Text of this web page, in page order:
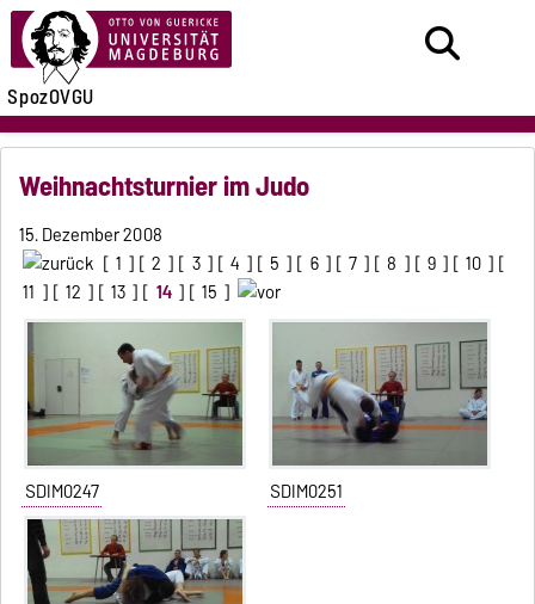
SpozOVGU
Weihnachtsturnier im Judo
15. Dezember 2008
[ 1 ] [ 2 ] [ 3 ] [ 4 ] [ 5 ] [ 6 ] [ 7 ] [ 8 ] [ 9 ] [ 10 ] [
11 ] [ 12 ] [ 13 ] [ 14 ] [ 15 ]
SDIM0247 SDIM0251